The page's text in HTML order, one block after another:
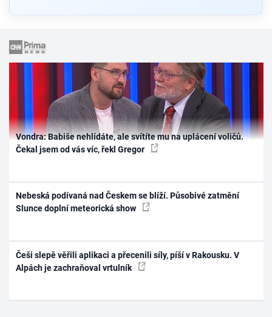
Vondra: Babiše nehlídáte, ale svítíte mu na uplácení voličů.
Čekal jsem od vás víc, řekl Gregor
Nebeská podívaná nad Českem se blíží. Působivé zatmění
Slunce doplní meteorická show
Češi slepě věřili aplikaci a přecenili síly, píší v Rakousku. V
Alpách je zachraňoval vrtulník